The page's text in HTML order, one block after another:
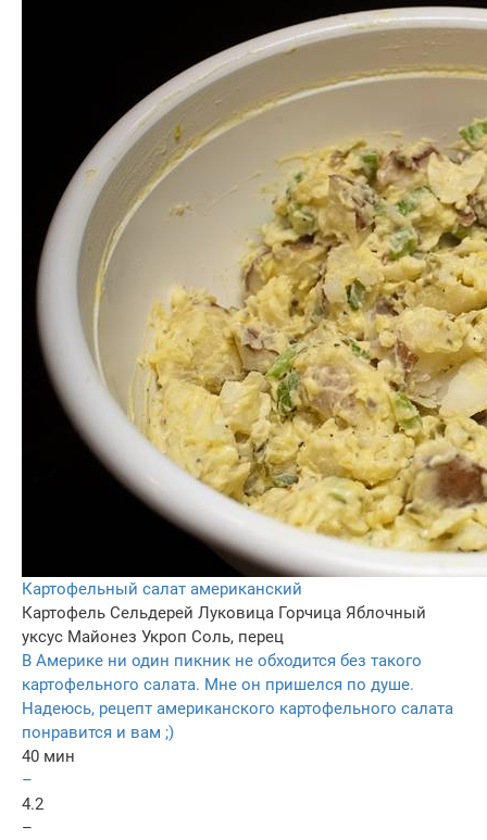
Картофельный салат американский
Картофель Сельдерей Луковица Горчица Яблочный
уксус Майонез Укроп Соль, перец
В Америке ни один пикник не обходится без такого
картофельного салата. Мне он пришелся по душе.
Надеюсь, рецепт американского картофельного салата
понравится и вам ;)
40 мин
–
4.2
–